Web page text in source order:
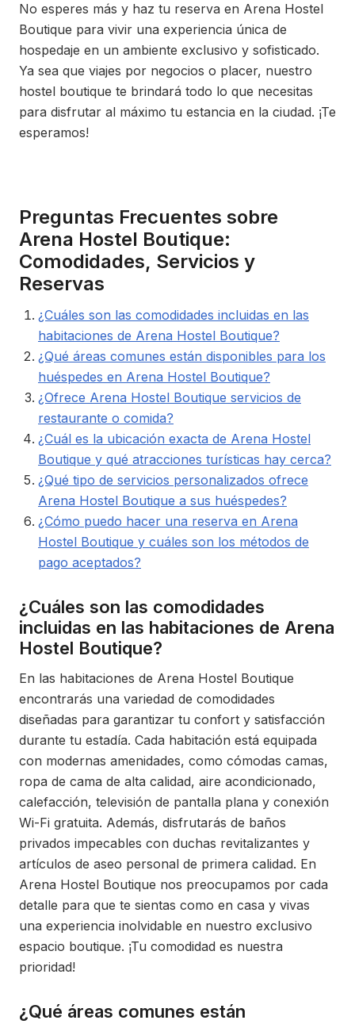
No esperes más y haz tu reserva en Arena Hostel
Boutique para vivir una experiencia única de
hospedaje en un ambiente exclusivo y sofisticado.
Ya sea que viajes por negocios o placer, nuestro
hostel boutique te brindará todo lo que necesitas
para disfrutar al máximo tu estancia en la ciudad. ¡Te
esperamos!
Preguntas Frecuentes sobre
Arena Hostel Boutique:
Comodidades, Servicios y
Reservas
¿Cuáles son las comodidades incluidas en las
habitaciones de Arena Hostel Boutique?
¿Qué áreas comunes están disponibles para los
huéspedes en Arena Hostel Boutique?
¿Ofrece Arena Hostel Boutique servicios de
restaurante o comida?
¿Cuál es la ubicación exacta de Arena Hostel
Boutique y qué atracciones turísticas hay cerca?
¿Qué tipo de servicios personalizados ofrece
Arena Hostel Boutique a sus huéspedes?
¿Cómo puedo hacer una reserva en Arena
Hostel Boutique y cuáles son los métodos de
pago aceptados?
¿Cuáles son las comodidades
incluidas en las habitaciones de Arena
Hostel Boutique?
En las habitaciones de Arena Hostel Boutique
encontrarás una variedad de comodidades
diseñadas para garantizar tu confort y satisfacción
durante tu estadía. Cada habitación está equipada
con modernas amenidades, como cómodas camas,
ropa de cama de alta calidad, aire acondicionado,
calefacción, televisión de pantalla plana y conexión
Wi-Fi gratuita. Además, disfrutarás de baños
privados impecables con duchas revitalizantes y
artículos de aseo personal de primera calidad. En
Arena Hostel Boutique nos preocupamos por cada
detalle para que te sientas como en casa y vivas
una experiencia inolvidable en nuestro exclusivo
espacio boutique. ¡Tu comodidad es nuestra
prioridad!
¿Qué áreas comunes están